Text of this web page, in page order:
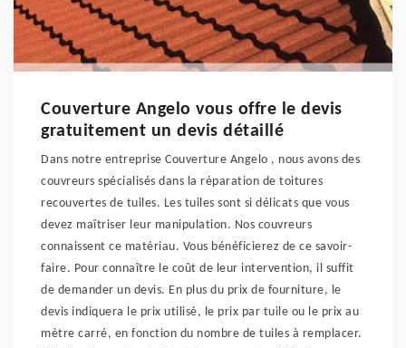
Couverture Angelo vous offre le devis
gratuitement un devis détaillé
Dans notre entreprise Couverture Angelo , nous avons des
couvreurs spécialisés dans la réparation de toitures
recouvertes de tuiles. Les tuiles sont si délicats que vous
devez maîtriser leur manipulation. Nos couvreurs
connaissent ce matériau. Vous bénéficierez de ce savoir-
faire. Pour connaître le coût de leur intervention, il suffit
de demander un devis. En plus du prix de fourniture, le
devis indiquera le prix utilisé, le prix par tuile ou le prix au
mètre carré, en fonction du nombre de tuiles à remplacer.